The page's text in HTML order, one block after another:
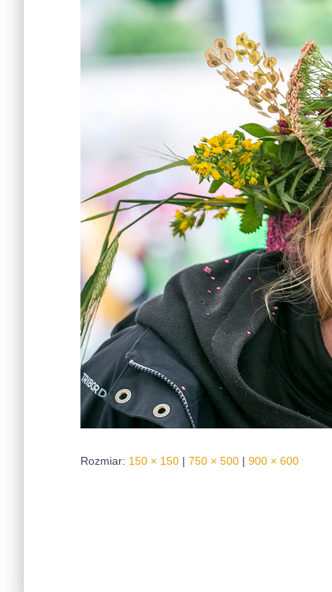
Rozmiar: 150 × 150 | 750 × 500 | 900 × 600